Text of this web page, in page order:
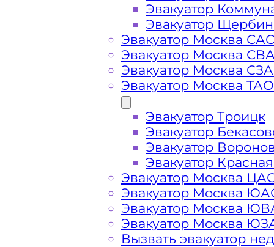
Стоимость
услуг
эвакуатора в
Шаховской
Эвакуатор
Эвакуатор
Эвакуатор Москва
Эвакуатор Москва
Эвакуатор Москва
Эвакуатор Москва ТАО
Эвакуатор Троицк
Эвакуатор
Эвакуатор
Эвакуатор
Эвакуатор Москва
Эвакуатор Москва
Эвакуатор Москва
Эвакуатор Москва
Вызвать эвакуатор